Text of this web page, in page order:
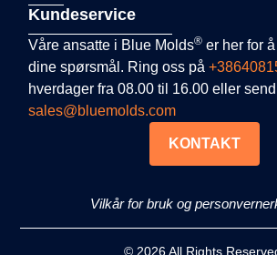
Kundeservice
Våre ansatte i Blue Molds® er her for
dine spørsmål. Ring oss på
hverdager fra 08.00 til 16.00 eller send
sales@bluemolds.com
KONTAKT
Vilkår for bruk og
© 2026 All Rights